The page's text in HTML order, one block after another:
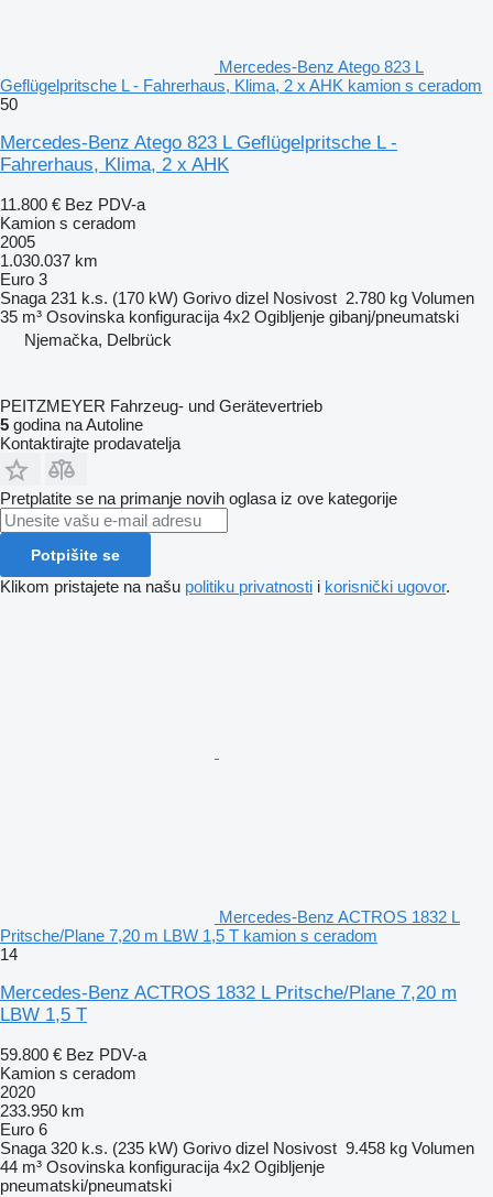
Mercedes-Benz Atego 823 L
Geflügelpritsche L - Fahrerhaus, Klima, 2 x AHK kamion s ceradom
50
Mercedes-Benz Atego 823 L Geflügelpritsche L -
Fahrerhaus, Klima, 2 x AHK
11.800 € Bez PDV-a
Kamion s ceradom
2005
1.030.037 km
Euro 3
Snaga 231 k.s. (170 kW) Gorivo dizel Nosivost 2.780 kg Volumen
35 m³ Osovinska konfiguracija 4x2 Ogibljenje gibanj/pneumatski
Njemačka, Delbrück
PEITZMEYER Fahrzeug- und Gerätevertrieb
5 godina na Autoline
Kontaktirajte prodavatelja
Pretplatite se na primanje novih oglasa iz ove kategorije
Potpišite se
Klikom pristajete na našu politiku privatnosti i korisnički ugovor.
Mercedes-Benz ACTROS 1832 L
Pritsche/Plane 7,20 m LBW 1,5 T kamion s ceradom
14
Mercedes-Benz ACTROS 1832 L Pritsche/Plane 7,20 m
LBW 1,5 T
59.800 € Bez PDV-a
Kamion s ceradom
2020
233.950 km
Euro 6
Snaga 320 k.s. (235 kW) Gorivo dizel Nosivost 9.458 kg Volumen
44 m³ Osovinska konfiguracija 4x2 Ogibljenje
pneumatski/pneumatski